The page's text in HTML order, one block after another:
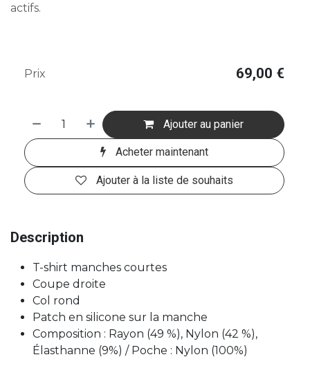
actifs.
Ajouter au panier
Acheter maintenant
Ajouter à la liste de souhaits
Prix 69,00 €
Description
T-shirt manches courtes
Coupe droite
Col rond
Patch en silicone sur la manche
Composition : Rayon (49 %), Nylon (42 %),
Élasthanne (9%) / Poche : Nylon (100%)